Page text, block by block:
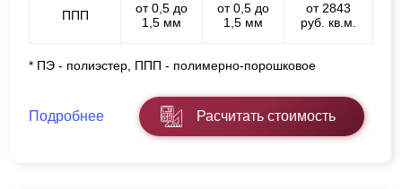
ППП
от 0,5 до
1,5 мм
от 0,5 до
1,5 мм
от 2843
руб. кв.м.
* ПЭ - полиэстер, ППП - полимерно-порошковое
Подробнее Расчитать стоимость